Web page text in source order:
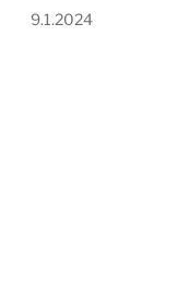
9.1.2024